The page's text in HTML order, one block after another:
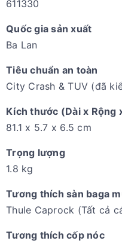
611330
Quốc gia sản xuất
Ba Lan
Tiêu chuẩn an toàn
City Crash & TUV (đã
Kích thước (Dài x Rộng
81.1 x 5.7 x 6.5 cm
Trọng lượng
1.8 kg
Tương thích sàn baga
Thule Caprock (Tất cả
Tương thích cốp nóc